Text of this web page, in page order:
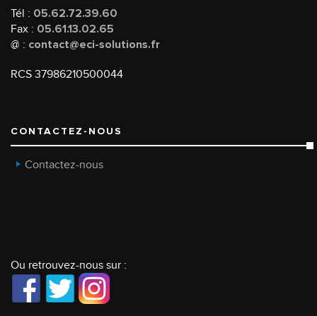
Tél : 05.62.72.39.60
Fax : 05.61.13.02.65
@ : contact@eci-solutions.fr
RCS 37986210500044
CONTACTEZ-NOUS
Contactez-nous
Ou retrouvez-nous sur :